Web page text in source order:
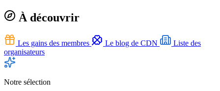
À découvrir
Les gains des membres Le blog de CDN
Liste des
organisateurs
Notre sélection